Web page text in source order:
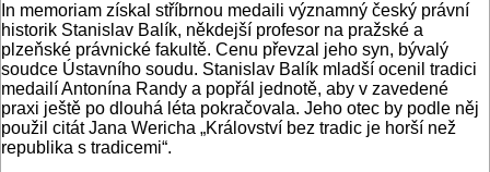
In memoriam získal stříbrnou medaili významný český právní
historik Stanislav Balík, někdejší profesor na pražské a
plzeňské právnické fakultě. Cenu převzal jeho syn, bývalý
soudce Ústavního soudu. Stanislav Balík mladší ocenil tradici
medailí Antonína Randy a popřál jednotě, aby v zavedené
praxi ještě po dlouhá léta pokračovala. Jeho otec by podle něj
použil citát Jana Wericha „Království bez tradic je horší než
republika s tradicemi“.